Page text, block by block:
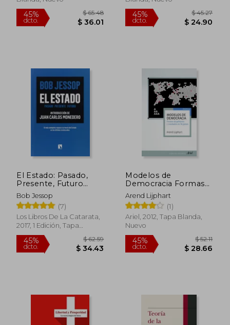
45%
dcto.
45%
dcto.
El Estado: Pasado,
Presente, Futuro
(Mayor)
Bob Jessop
(7)
Los Libros De La Catarata,
2017, 1 Edición, Tapa
Blanda, Nuevo
Modelos de
Democracia Formas
de Gobierno y
Resultados en 36
Paises
Arend Lijphart
(1)
Ariel, 2012, Tapa Blanda,
Nuevo